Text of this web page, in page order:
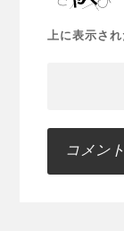
上に表示され